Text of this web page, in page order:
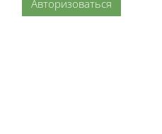
Авторизоваться